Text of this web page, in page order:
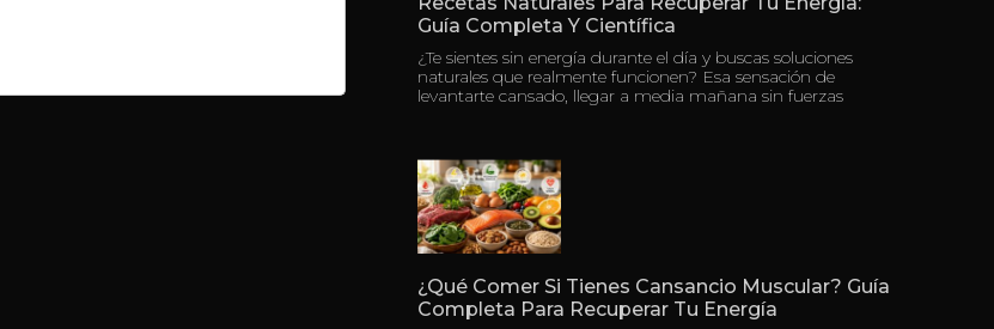
Guía Completa Y Científica
¿Te sientes sin energía durante el día y buscas soluciones
naturales que realmente funcionen? Esa sensación de
levantarte cansado, llegar a media mañana sin fuerzas
¿Qué Comer Si Tienes Cansancio Muscular? Guía
Completa Para Recuperar Tu Energía